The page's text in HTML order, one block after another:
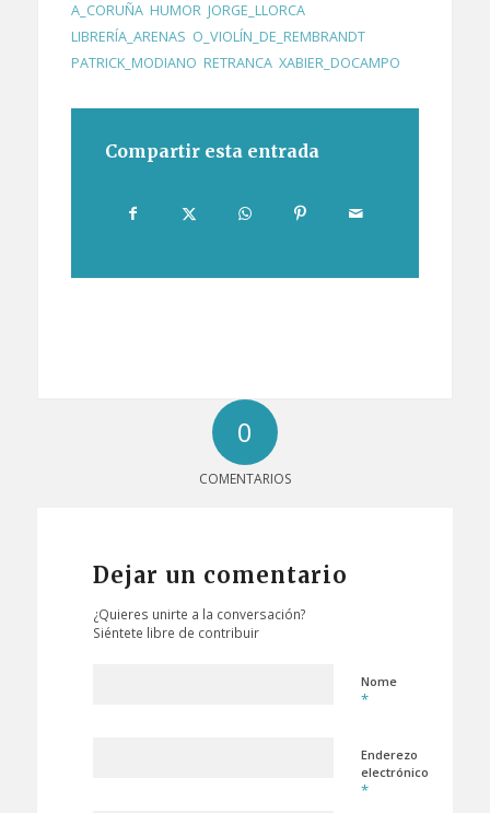
A_CORUÑA, HUMOR, JORGE_LLORCA,
LIBRERÍA_ARENAS O_VIOLÍN_DE_REMBRANDT,
PATRICK_MODIANO RETRANCA, XABIER_DOCAMPO
Compartir esta entrada
0
COMENTARIOS
Dejar un comentario
¿Quieres unirte a la conversación?
Siéntete libre de contribuir
Nome
*
Enderezo
electrónico
*